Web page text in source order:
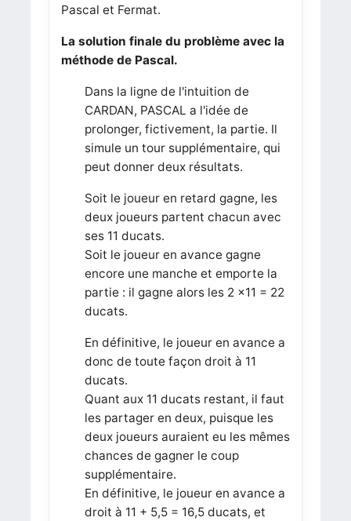
Pascal et Fermat.
La solution finale du problème avec la
méthode de Pascal.
Dans la ligne de l'intuition de
CARDAN, PASCAL a l'idée de
prolonger, fictivement, la partie. Il
simule un tour supplémentaire, qui
peut donner deux résultats.
Soit le joueur en retard gagne, les
deux joueurs partent chacun avec
ses 11 ducats.
Soit le joueur en avance gagne
encore une manche et emporte la
partie : il gagne alors les 2 ×11 = 22
ducats.
En définitive, le joueur en avance a
donc de toute façon droit à 11
ducats.
Quant aux 11 ducats restant, il faut
les partager en deux, puisque les
deux joueurs auraient eu les mêmes
chances de gagner le coup
supplémentaire.
En définitive, le joueur en avance a
droit à 11 + 5,5 = 16,5 ducats, et